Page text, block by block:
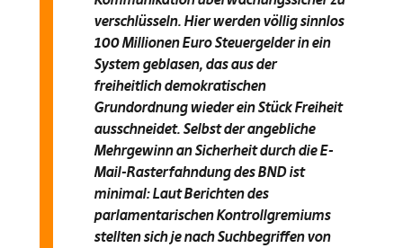
verschlüsseln. Hier werden völlig sinnlos
100 Millionen Euro Steuergelder in ein
System geblasen, das aus der
freiheitlich demokratischen
Grundordnung wieder ein Stück Freiheit
ausschneidet. Selbst der angebliche
Mehrgewinn an Sicherheit durch die E-
Mail-Rasterfahndung des BND ist
minimal: Laut Berichten des
parlamentarischen Kontrollgremiums
stellten sich je nach Suchbegriffen von